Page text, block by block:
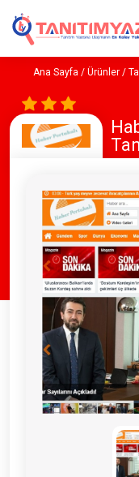
Ana Sayfa / Ürünler /